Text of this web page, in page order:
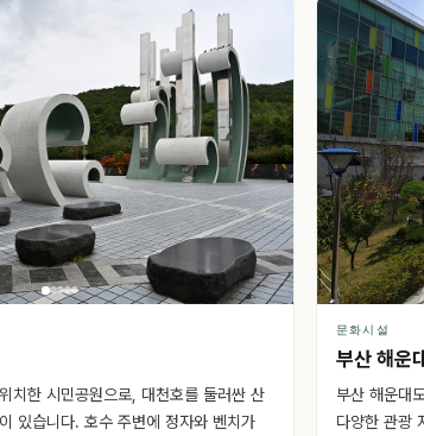
치한 시민공원으로, 대천호를 둘러싼 산
있습니다. 호수 주변에 정자와 벤치가
문화시설
부산 해운
부산 해운대
다양한 관광